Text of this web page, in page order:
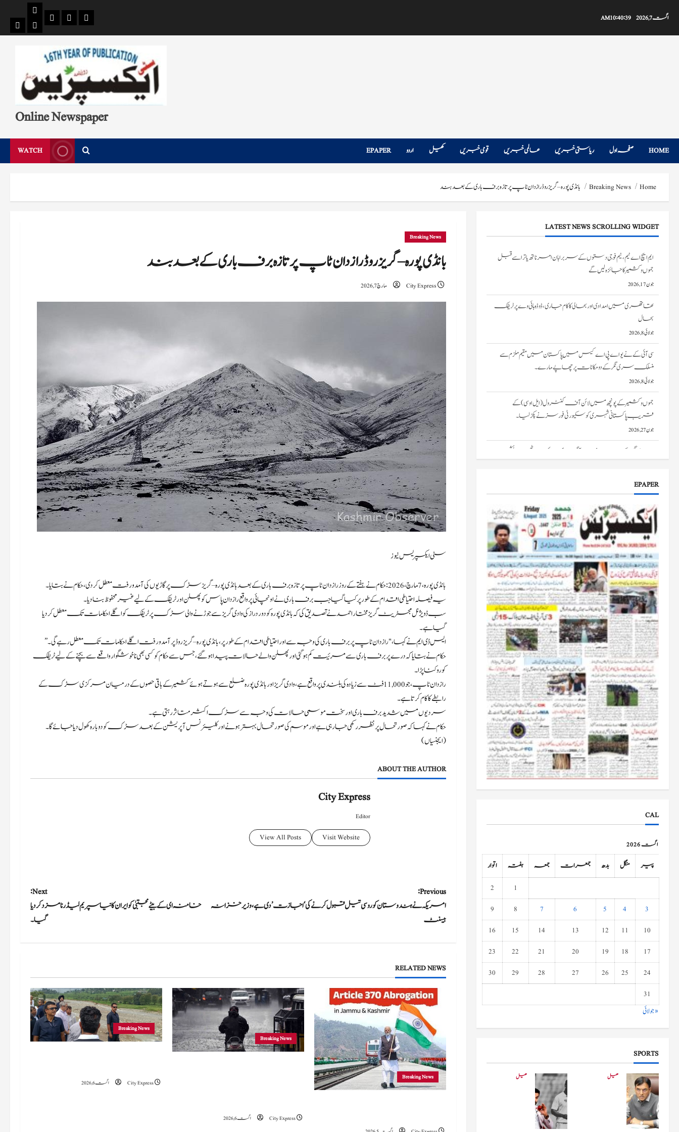
اگست 7, 2026 10:40:40 AM
Home
Breaking
Single
Pages
Search
Page
404
Page
Online Newspaper
HOME صفحہ اول ریاستی خبریں عالمی خبریں قومی خبریں کھیل اردو EPAPER
WATCH
Home
Breaking News بانڈی پورہ – گریزروڈ رازدان ٹاپ پرتازہ برف باری کے بعد بند
Breaking News
بانڈی پورہ – گریزروڈ رازدان ٹاپ پرتازہ برف باری کے بعد بند
City Express مارچ 7, 2026
سٹی ایکسپریس نیوز
بانڈی پورہ، 7 مارچ،2026: حکام نے ہفتے کے روز رازدان ٹاپ پرتازہ برف باری کے بعد بانڈی پورہ – گریزسڑک پرگاڑیوں کی آمدورفت معطل کردی، حکام نے بتایا۔
یہ فیصلہ احتیاطی اقدام کے طور پر کیا گیا جب برف باری نے اونچائی پرواقع رازدان پاس کو پھسلن اورٹریفک کے لیے غیرمحفوظ بنا دیا۔
سب ڈویژنل مجسٹریٹ گریز مختار احمد نے تصدیق کی کہ بانڈی پورہ کو دور دراز کی وادی گریز سے جوڑنے والی سڑک پر ٹریفک کو اگلے احکامات تک معطل کر دیا
گیا ہے۔
ایس ڈی ایم نے کہا، "رازدان ٹاپ پر برف باری کی وجہ سے اور احتیاطی اقدام کے طور پر، بانڈی پورہ – گریز روڈ پر آمد و رفت اگلے احکامات تک معطل رہے گی۔”
حکام نے بتایا کہ درے پر برف باری سے مرئیت کم ہو گئی اور پھسلن والے حالات پیدا ہو گئے، جس سے حکام کو کسی بھی ناخوشگوار واقعے سے بچنے کے لیے ٹریفک
کو روکنا پڑا۔
رازدان ٹاپ، جو 11,000 فٹ سے زیادہ کی بلندی پر واقع ہے، وادی گریز اور بانڈی پورہ ضلع سے ہوتے ہوئے کشمیر کے باقی حصوں کے درمیان مرکزی سڑک کے
رابطے کا کام کرتا ہے۔
سردیوں میں شدید برف باری اور سخت موسمی حالات کی وجہ سے سڑک اکثر متاثر رہتی ہے۔
حکام نے کہا کہ صورتحال پر نظر رکھی جا رہی ہے اور موسم کی صورتحال بہتر ہونے اور کلیئرنس آپریشن کے بعد سڑک کو دوبارہ کھول دیا جائے گا۔
(ایجنسیاں)
ABOUT THE AUTHOR
City Express
Editor
Visit Website
View All Posts
P
o
n
i
g
a
Previous:
امریکہ نے ہندوستان کو روسی تیل قبول کرنے کی ‘اجازت’ دی ہے، وزیر خزانہ
بیسنٹ
Next:
خامنہ ای کے بیٹے مجتبیٰ کو ایران کا نیا سپریم لیڈر نامزد کر دیا
گیا۔
RELATED NEWS
Breaking News
City Express اگست 6, 2026
Breaking News
City Express اگست 6, 2026
Breaking News
LATEST NEWS SCROLLING WIDGET
تھاتھری میں امدادی اور بحالی کا کام جاری، ڈوڈہ ہائی وے پر ٹریفک
بحال
جولائی 8, 2026
سی آئی کے نے یو اے پی اے کیس میں پاکستان میں مقیم ملزم سے
منسلک سری نگر کے دومکانات پرچھاپے مارے۔
جولائی 8, 2026
جموں و کشمیر کے پونچھ میں لائن آف کنٹرول (ایل او سی) کے
قریب پاکستانی شہری کو سکیورٹی فورسز نے پکڑ لیا۔
جون 27, 2026
سری نگر کے خانیارمیں آگ بھڑک اٹھی۔ دو رہائشی
مکانات کو نقصان پہنچا
جون 27, 2026
ایم ایچ اے ٹیم، نیم فوجی دستوں کے سربراہان امرناتھ یاترا سے قبل
EPAPER
CAL
اگست 2026
پیر منگل بدھ جمعرات جمعہ ہفتہ
اتوار
1
2
3
4
5
6
7
8
9
10
11
12
13
14
15
16
17
18
19
20
21
22
23
24
25
26
27
28
29
30
31
« جولائی
SPORTS
کھیل کھیل